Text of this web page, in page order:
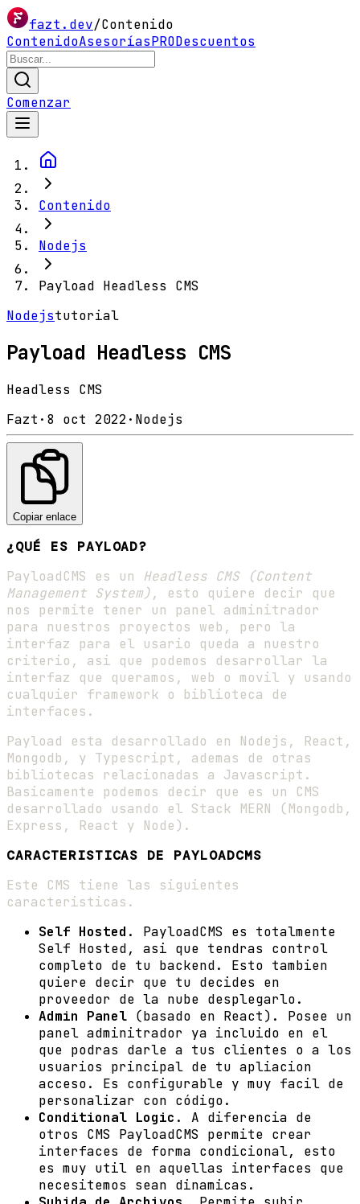
fazt.dev/Contenido
ContenidoAsesoríasPRODescuentos
Comenzar
Contenido
Nodejs
Payload Headless CMS
Nodejstutorial
Payload Headless CMS
Headless CMS
Fazt · 8 oct 2022 · Nodejs
Copiar enlace
¿QUÉ ES PAYLOAD?
PayloadCMS es un Headless CMS (Content
Management System), esto quiere decir que
nos permite tener un panel adminitrador
para nuestros proyectos web, pero la
interfaz para el usario queda a nuestro
criterio, asi que podemos desarrollar la
interfaz que queramos, web o movil y usando
cualquier framework o biblioteca de
interfaces.
Payload esta desarrollado en Nodejs, React,
Mongodb, y Typescript, ademas de otras
bibliotecas relacionadas a Javascript.
Basicamente podemos decir que es un CMS
desarrollado usando el Stack MERN (Mongodb,
Express, React y Node).
CARACTERISTICAS DE PAYLOADCMS
Este CMS tiene las siguientes
caracteristicas.
Self Hosted . PayloadCMS es totalmente
Self Hosted, asi que tendras control
completo de tu backend. Esto tambien
quiere decir que tu decides en
proveedor de la nube desplegarlo.
Admin Panel (basado en React). Posee un
panel adminitrador ya incluido en el
que podras darle a tus clientes o a los
usuarios principal de tu apliacion
acceso. Es configurable y muy facil de
personalizar con código.
Conditional Logic . A diferencia de
otros CMS PayloadCMS permite crear
interfaces de forma condicional, esto
es muy util en aquellas interfaces que
necesitemos sean dinamicas.